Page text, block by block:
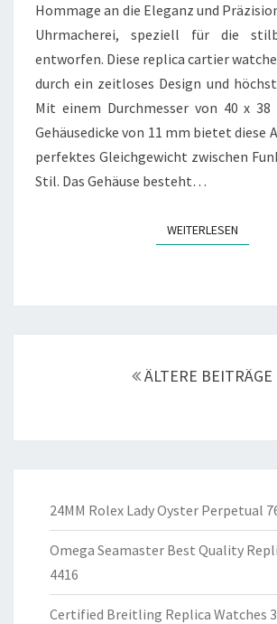
Hommage an die Eleganz und
Uhrmacherei, speziell für die
entworfen. Diese replica cartier
durch ein zeitloses Design und
Mit einem Durchmesser von 40 x
Gehäusedicke von 11 mm bietet diese
perfektes Gleichgewicht zwischen
Stil. Das Gehäuse besteht…
WEITERLESEN
ÄLTERE BEITRÄGE
24MM Rolex Lady Oyster Perpetual
Omega Seamaster Best Quality
4416
Certified Breitling Replica Watches